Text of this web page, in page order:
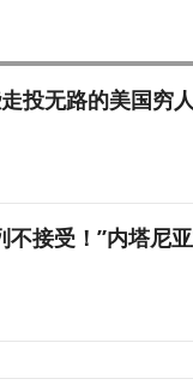
投无路的美国穷人
不接受！”内塔尼